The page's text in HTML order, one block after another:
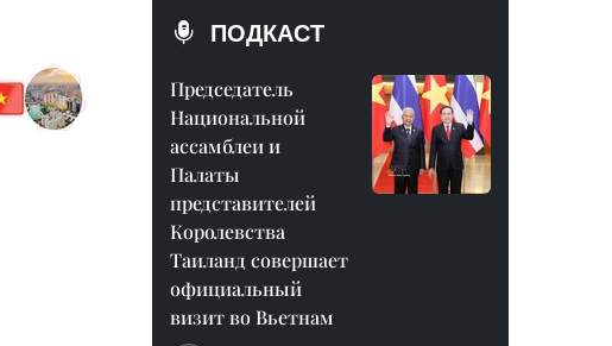
ПОДКАСТ
Председатель
Национальной
ассамблеи и
Палаты
представителей
Королевства
Таиланд совершает
официальный
визит во Вьетнам